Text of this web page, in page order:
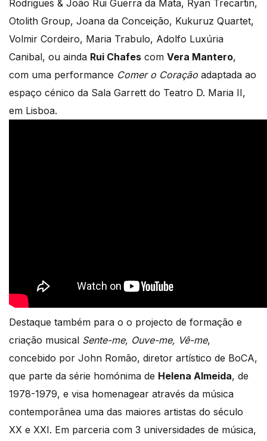
Rodrigues & João Rui Guerra da Mata, Ryan Trecartin,
Otolith Group, Joana da Conceição, Kukuruz Quartet,
Volmir Cordeiro, Maria Trabulo, Adolfo Luxúria
Canibal, ou ainda Rui Chafes com Vera Mantero,
com uma performance Comer o Coração adaptada ao
espaço cénico da Sala Garrett do Teatro D. Maria II,
em Lisboa.
Destaque também para o o projecto de formação e
criação musical Sente-me, Ouve-me, Vê-me,
concebido por John Romão, diretor artístico de BoCA,
que parte da série homónima de Helena Almeida, de
1978-1979, e visa homenagear através da música
contemporânea uma das maiores artistas do século
XX e XXI. Em parceria com 3 universidades de música,